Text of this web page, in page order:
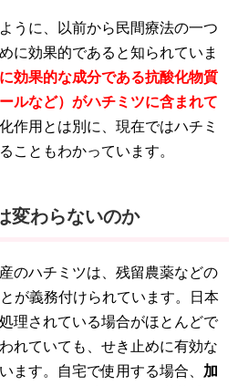
うに、以前から民間療法の一つ
に効果的であると知られていま
効果的な成分である抗酸化物質
ルなど）がハチミツに含まれて
作用とは別に、現在ではハチミ
こともわかっています。
変わらないのか
のハチミツは、残留農薬などの
が義務付けられています。日本
理されている場合がほとんどで
れていても、せき止めに有効な
ます。自宅で使用する場合、 加